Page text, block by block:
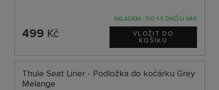
SKLADEM - DO 1-5 DNŮ U VÁS
499 Kč
Thule Seat Liner - Podložka do kočárku Grey
Melange